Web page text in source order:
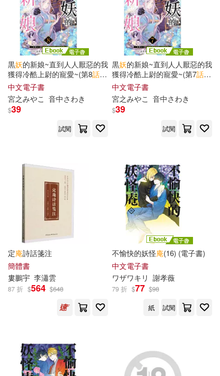
黒妖的新娘~直到人人厭惡的我
獲得冷酷上尉的寵愛~(第8話)
(電子書)
中文電子書
宮之みやこ 音中さわき
$39
試閱
黒妖的新娘~直到人人厭惡的我
獲得冷酷上尉的寵愛~(第7話)
(電子書)
中文電子書
宮之みやこ 音中さわき
$39
試閱
定庵詩話箋注
簡體書
婁鵬宇 李瀟雲
87 折 $564 $648
不愉快的妖怪庵(16) (電子書)
中文電子書
ワザワキリ 謝孝薇
79 折 $77 $98
紙
試閱